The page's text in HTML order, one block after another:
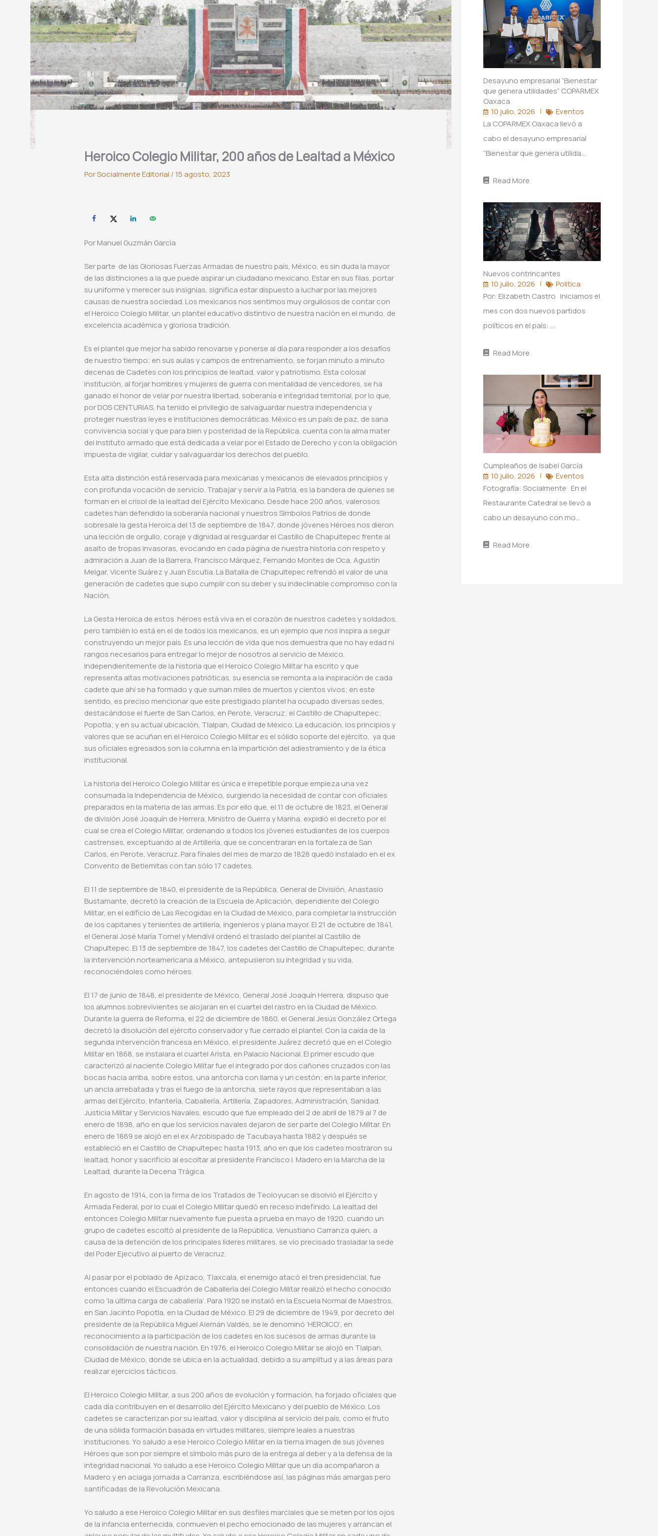
Heroico Colegio Militar, 200 años de Lealtad a México
PorSocialmente Editorial /15 agosto, 2023
Por Manuel Guzmán García
Ser parte de las Gloriosas Fuerzas Armadas de nuestro país, México, es sin duda la mayor
de las distinciones a la que puede aspirar un ciudadano mexicano. Estar en sus filas, portar
su uniforme y merecer sus insignias, significa estar dispuesto a luchar por las mejores
causas de nuestra sociedad. Los mexicanos nos sentimos muy orgullosos de contar con
el Heroico Colegio Militar, un plantel educativo distintivo de nuestra nación en el mundo, de
excelencia académica y gloriosa tradición.
Es el plantel que mejor ha sabido renovarse y ponerse al día para responder a los desafíos
de nuestro tiempo; en sus aulas y campos de entrenamiento, se forjan minuto a minuto
decenas de Cadetes con los principios de lealtad, valor y patriotismo. Esta colosal
institución, al forjar hombres y mujeres de guerra con mentalidad de vencedores, se ha
ganado el honor de velar por nuestra libertad, soberanía e integridad territorial, por lo que,
por DOS CENTURIAS, ha tenido el privilegio de salvaguardar nuestra independencia y
proteger nuestras leyes e instituciones democráticas. México es un país de paz, de sana
convivencia social y que para bien y posteridad de la República, cuenta con la alma mater
del Instituto armado que está dedicada a velar por el Estado de Derecho y con la obligación
impuesta de vigilar, cuidar y salvaguardar los derechos del pueblo.
Esta alta distinción está reservada para mexicanas y mexicanos de elevados principios y
con profunda vocación de servicio. Trabajar y servir a la Patria, es la bandera de quienes se
forman en el crisol de la lealtad del Ejército Mexicano. Desde hace 200 años, valerosos
cadetes han defendido la soberanía nacional y nuestros Símbolos Patrios de donde
sobresale la gesta Heroica del 13 de septiembre de 1847, donde jóvenes Héroes nos dieron
una lección de orgullo, coraje y dignidad al resguardar el Castillo de Chapultepec frente al
asalto de tropas invasoras, evocando en cada página de nuestra historia con respeto y
admiración a Juan de la Barrera, Francisco Márquez, Fernando Montes de Oca, Agustín
Melgar, Vicente Suárez y Juan Escutia. La Batalla de Chapultepec refrendó el valor de una
generación de cadetes que supo cumplir con su deber y su indeclinable compromiso con la
Nación.
La Gesta Heroica de estos héroes está viva en el corazón de nuestros cadetes y soldados,
pero también lo está en el de todos los mexicanos, es un ejemplo que nos inspira a seguir
construyendo un mejor país. Es una lección de vida que nos demuestra que no hay edad ni
rangos necesarios para entregar lo mejor de nosotros al servicio de México.
Independientemente de la historia que el Heroico Colegio Militar ha escrito y que
representa altas motivaciones patrióticas, su esencia se remonta a la inspiración de cada
cadete que ahí se ha formado y que suman miles de muertos y cientos vivos; en este
sentido, es preciso mencionar que este prestigiado plantel ha ocupado diversas sedes,
destacándose el fuerte de San Carlos, en Perote, Veracruz; el Castillo de Chapultepec;
Popotla; y en su actual ubicación, Tlalpan, Ciudad de México. La educación, los principios y
valores que se acuñan en el Heroico Colegio Militar es el sólido soporte del ejército, ya que
sus oficiales egresados son la columna en la impartición del adiestramiento y de la ética
institucional.
La historia del Heroico Colegio Militar es única e irrepetible porque empieza una vez
consumada la Independencia de México, surgiendo la necesidad de contar con oficiales
preparados en la materia de las armas. Es por ello que, el 11 de octubre de 1823, el General
de división José Joaquín de Herrera, Ministro de Guerra y Marina, expidió el decreto por el
cual se crea el Colegio Militar, ordenando a todos los jóvenes estudiantes de los cuerpos
castrenses, exceptuando al de Artillería, que se concentraran en la fortaleza de San
Carlos, en Perote, Veracruz. Para finales del mes de marzo de 1828 quedó instalado en el ex
Convento de Betlemitas con tan sólo 17 cadetes.
El 11 de septiembre de 1840, el presidente de la República, General de División, Anastasio
Bustamante, decretó la creación de la Escuela de Aplicación, dependiente del Colegio
Militar, en el edificio de Las Recogidas en la Ciudad de México, para completar la instrucción
de los capitanes y tenientes de artillería, ingenieros y plana mayor. El 21 de octubre de 1841,
el General José María Tornel y Mendívil ordenó el traslado del plantel al Castillo de
Chapultepec. El 13 de septiembre de 1847, los cadetes del Castillo de Chapultepec, durante
la intervención norteamericana a México, antepusieron su integridad y su vida,
reconociéndoles como héroes.
El 17 de junio de 1848, el presidente de México, General José Joaquín Herrera, dispuso que
los alumnos sobrevivientes se alojaran en el cuartel del rastro en la Ciudad de México.
Durante la guerra de Reforma, el 22 de diciembre de 1860, el General Jesús González Ortega
decretó la disolución del ejército conservador y fue cerrado el plantel. Con la caída de la
segunda intervención francesa en México, el presidente Juárez decretó que en el Colegio
Militar en 1868, se instalara el cuartel Arista, en Palacio Nacional. El primer escudo que
caracterizó al naciente Colegio Militar fue el integrado por dos cañones cruzados con las
bocas hacia arriba, sobre estos, una antorcha con llama y un cestón; en la parte inferior,
un ancla arrebatada y tras el fuego de la antorcha, siete rayos que representaban a las
armas del Ejército, Infantería, Caballería, Artillería, Zapadores, Administración, Sanidad,
Justicia Militar y Servicios Navales, escudo que fue empleado del 2 de abril de 1879 al 7 de
enero de 1898, año en que los servicios navales dejaron de ser parte del Colegio Militar. En
enero de 1869 se alojó en el ex Arzobispado de Tacubaya hasta 1882 y después se
estableció en el Castillo de Chapultepec hasta 1913, año en que los cadetes mostraron su
lealtad, honor y sacrificio al escoltar al presidente Francisco I. Madero en la Marcha de la
Lealtad, durante la Decena Trágica.
En agosto de 1914, con la firma de los Tratados de Teoloyucan se disolvió el Ejército y
Armada Federal, por lo cual el Colegio Militar quedó en receso indefinido. La lealtad del
entonces Colegio Militar nuevamente fue puesta a prueba en mayo de 1920, cuando un
grupo de cadetes escoltó al presidente de la República, Venustiano Carranza quien, a
causa de la detención de los principales líderes militares, se vio precisado trasladar la sede
del Poder Ejecutivo al puerto de Veracruz.
Al pasar por el poblado de Apizaco, Tlaxcala, el enemigo atacó el tren presidencial, fue
entonces cuando el Escuadrón de Caballería del Colegio Militar realizó el hecho conocido
como ‘la última carga de caballería’. Para 1920 se instaló en la Escuela Normal de Maestros,
en San Jacinto Popotla, en la Ciudad de México. El 29 de diciembre de 1949, por decreto del
presidente de la República Miguel Alemán Valdés, se le denominó ‘HEROICO’, en
reconocimiento a la participación de los cadetes en los sucesos de armas durante la
consolidación de nuestra nación. En 1976, el Heroico Colegio Militar se alojó en Tlalpan,
Ciudad de México, donde se ubica en la actualidad, debido a su amplitud y a las áreas para
realizar ejercicios tácticos.
El Heroico Colegio Militar, a sus 200 años de evolución y formación, ha forjado oficiales que
cada día contribuyen en el desarrollo del Ejército Mexicano y del pueblo de México. Los
cadetes se caracterizan por su lealtad, valor y disciplina al servicio del país, como el fruto
de una sólida formación basada en virtudes militares, siempre leales a nuestras
instituciones. Yo saludo a ese Heroico Colegio Militar en la tierna imagen de sus jóvenes
Héroes que son por siempre el símbolo más puro de la entrega al deber y a la defensa de la
integridad nacional. Yo saludo a ese Heroico Colegio Militar que un día acompañaron a
Madero y en aciaga jornada a Carranza, escribiéndose así, las páginas más amargas pero
santificadas de la Revolución Mexicana.
Yo saludo a ese Heroico Colegio Militar en sus desfiles marciales que se meten por los ojos
de la infancia enternecida, conmueven el pecho emocionado de las mujeres y arrancan el
Desayuno empresarial “Bienestar
que genera utilidades” COPARMEX
Oaxaca
10 julio, 2026
Eventos
La COPARMEX Oaxaca llevó a
cabo el desayuno empresarial
“Bienestar que genera utilida…
Read More
Nuevos contrincantes
10 julio, 2026
Politica
Por: Elizabeth Castro Iniciamos el
mes con dos nuevos partidos
políticos en el país: …
Read More
Cumpleaños de Isabel García
10 julio, 2026
Eventos
Fotografía: Socialmente En el
Restaurante Catedral se llevó a
cabo un desayuno con mo…
Read More